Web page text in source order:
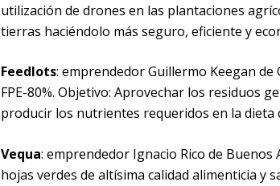
utilización de drones en las plantaciones
tierras haciéndolo más seguro, eficiente y
Feedlots: emprendedor Guillermo Keegan
FPE-80%. Objetivo: Aprovechar los residuos
producir los nutrientes requeridos en la dieta
Vequa: emprendedor Ignacio Rico de
hojas verdes de altísima calidad alimenticia y